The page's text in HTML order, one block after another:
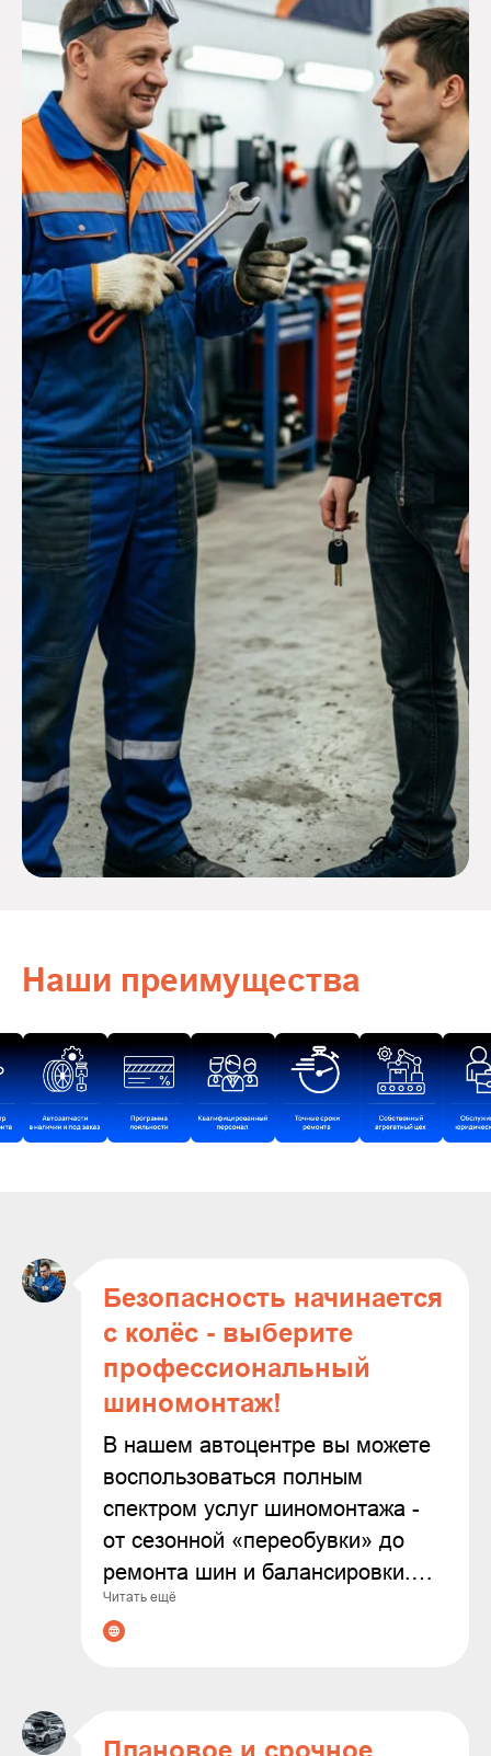
Наши преимущества
Безопасность начинается
с колёс - выберите
профессиональный
шиномонтаж!
В нашем автоцентре вы можете
воспользоваться полным
спектром услуг шиномонтажа -
от сезонной «переобувки» до
ремонта шин и балансировки.
Мы используем современное
оборудование и работаем только
Читать ещё
Плановое и срочное